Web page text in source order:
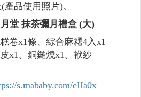
品使用照片)。
堂 抹茶彌月禮盒 (大)
卷x1條、綜合麻糬4入x1
x1、銅鑼燒x1、袱紗
s.mababy.com/eHa0x